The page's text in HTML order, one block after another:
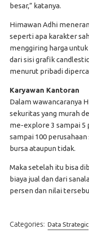
besar,” katanya.
Himawan Adhi
seperti apa karakter
menggiring harga
dari sisi grafik
menurut pribadi
Karyawan Kantoran
Dalam wawancaranya
sekuritas yang murah
me-explore 3 sampai 5
sampai 100
bursa ataupun tidak.
Maka setelah itu bisa
biaya jual dan dari
persen dan nilai
Categories: Data Strategic